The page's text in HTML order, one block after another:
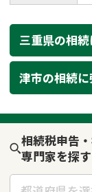
三重県の相続
津市の相続
相続税申告
専門家を探す